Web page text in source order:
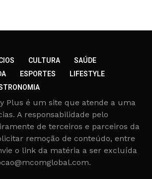
CULTURA
SAÚDE
ESPORTES
LIFESTYLE
Plus é um site que atende a uma
A responsabilidade pelo
de terceiros e parceiros da
remoção de conteúdo, entre
o link da matéria a ser excluída